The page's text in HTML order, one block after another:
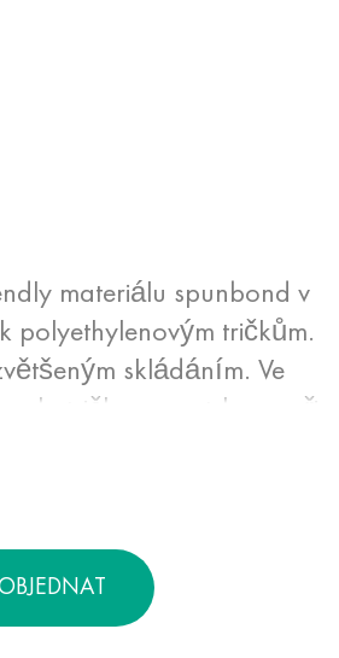
materiálu spunbond v
polyethylenovým tričkům.
skládáním. Ve
ekotrička neroztrhnou při